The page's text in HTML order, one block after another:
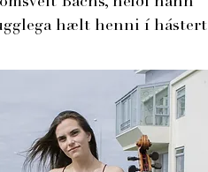
hælt henni í hástert